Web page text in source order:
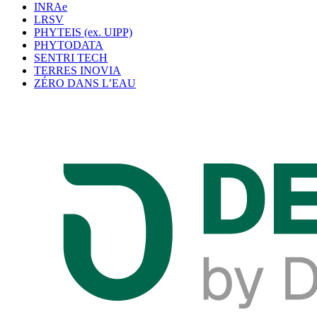
INRAe
LRSV
PHYTEIS (ex. UIPP)
PHYTODATA
SENTRI TECH
TERRES INOVIA
ZÉRO DANS L’EAU